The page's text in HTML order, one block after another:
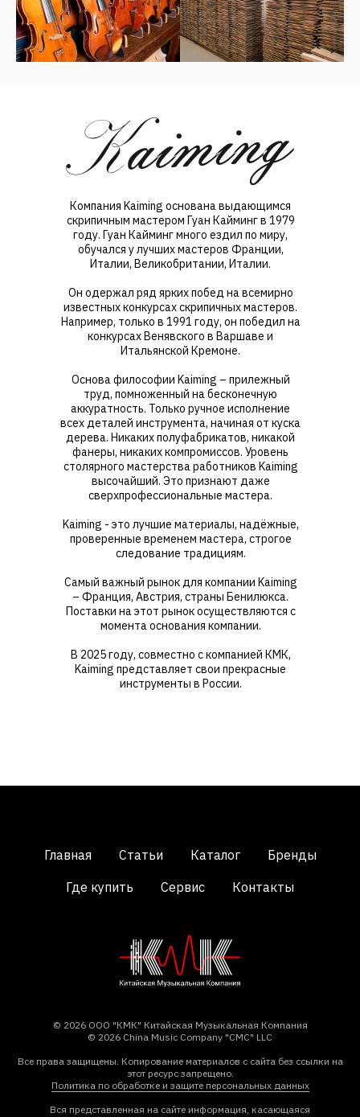
Компания Kaiming основана выдающимся
скрипичным мастером Гуан Кайминг в 1979
году. Гуан Кайминг много ездил по миру,
обучался у лучших мастеров Франции,
Италии, Великобритании, Италии.
Он одержал ряд ярких побед на всемирно
известных конкурсах скрипичных мастеров.
Например, только в 1991 году, он победил на
конкурсах Венявского в Варшаве и
Итальянской Кремоне.
Основа философии Kaiming – прилежный
труд, помноженный на бесконечную
аккуратность. Только ручное исполнение
всех деталей инструмента, начиная от куска
дерева. Никаких полуфабрикатов, никакой
фанеры, никаких компромиссов. Уровень
столярного мастерства работников Kaiming
высочайший. Это признают даже
сверхпрофессиональные мастера.
Kaiming - это лучшие материалы, надёжные,
проверенные временем мастера, строгое
следование традициям.
Самый важный рынок для компании Kaiming
– Франция, Австрия, страны Бенилюкса.
Поставки на этот рынок осуществляются с
момента основания компании.
В 2025 году, совместно с компанией КМК,
Kaiming представляет свои прекрасные
инструменты в России.
Главная Статьи Каталог
Бренды
Где купить
Сервис Контакты
© 2026 ООО "КМК" Китайская Музыкальная Компания
© 2026 China Music Company "CMC" LLC
Все права защищены. Копирование материалов с сайта без ссылки на
этот ресурс запрещено.
Политика по обработке и защите персональных данных
Вся представленная на сайте информация, касающаяся